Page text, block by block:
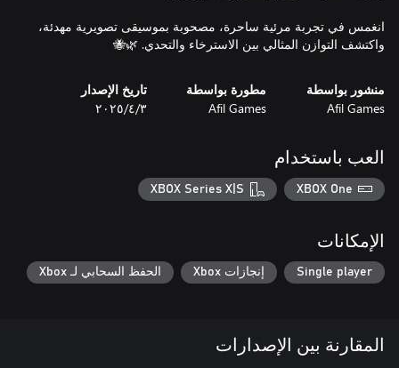
انغمس في تجربة مرئية ساحرة، مصحوبة بموسيقى تصويرية مهدئة،
واكتشف التوازن المثالي بين الاسترخاء والتحدي. 🌿🐝
منشور بواسطة
Afil Games
مطورة بواسطة
Afil Games
تاريخ الإصدار
٣‏/٤‏/٢٠٢٥
العب باستخدام
XBOX One
XBOX Series X|S
الإمكانات
Single player إنجازات Xbox الحفظ السحابي لـ Xbox
المقارنة بين الإصدارات